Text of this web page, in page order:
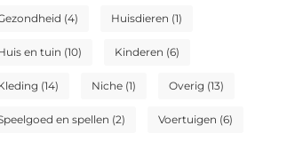
(4) Huisdieren (1)
en tuin (10) Kinderen (6)
(14) Niche (1) Overig (13)
en spellen (2) Voertuigen (6)